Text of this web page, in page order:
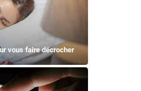
vous faire décrocher